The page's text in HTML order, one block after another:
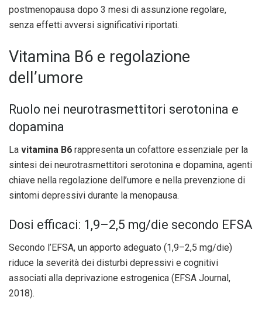
postmenopausa dopo 3 mesi di assunzione regolare,
senza effetti avversi significativi riportati.
Vitamina B6 e regolazione
dell’umore
Ruolo nei neurotrasmettitori serotonina e
dopamina
La vitamina B6 rappresenta un cofattore essenziale per la
sintesi dei neurotrasmettitori serotonina e dopamina, agenti
chiave nella regolazione dell’umore e nella prevenzione di
sintomi depressivi durante la menopausa.
Dosi efficaci: 1,9–2,5 mg/die secondo EFSA
Secondo l’EFSA, un apporto adeguato (1,9–2,5 mg/die)
riduce la severità dei disturbi depressivi e cognitivi
associati alla deprivazione estrogenica (EFSA Journal,
2018).